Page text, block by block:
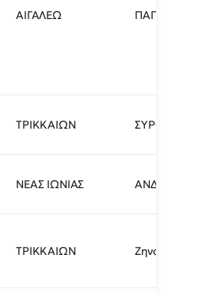
ΑΙΓΑΛΕΩ
ΤΡΙΚΚΑΙΩΝ ΣΥΡΟΥ 50
ΝΕΑΣ ΙΩΝΙΑΣ ΑΝΔΡΕΑ
ΤΡΙΚΚΑΙΩΝ Ζηνοδότου 4